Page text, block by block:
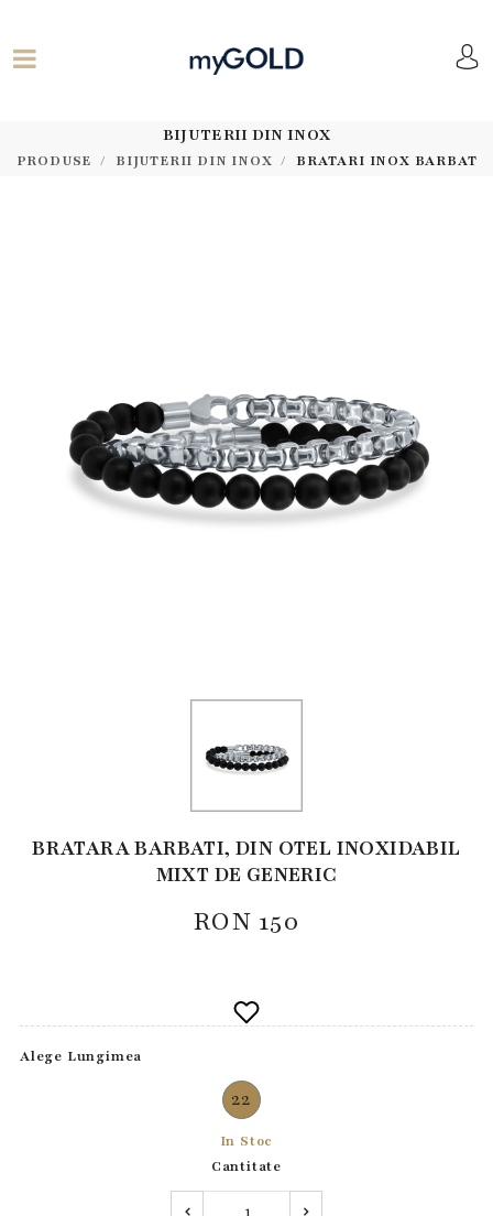
BIJUTERII DIN INOX
PRODUSE BIJUTERII DIN INOX BRATARI INOX BARBAT
BRATARA BARBATI, DIN OTEL INOXIDABIL
MIXT DE GENERIC
RON 150
Alege Lungimea
22
In Stoc
Cantitate